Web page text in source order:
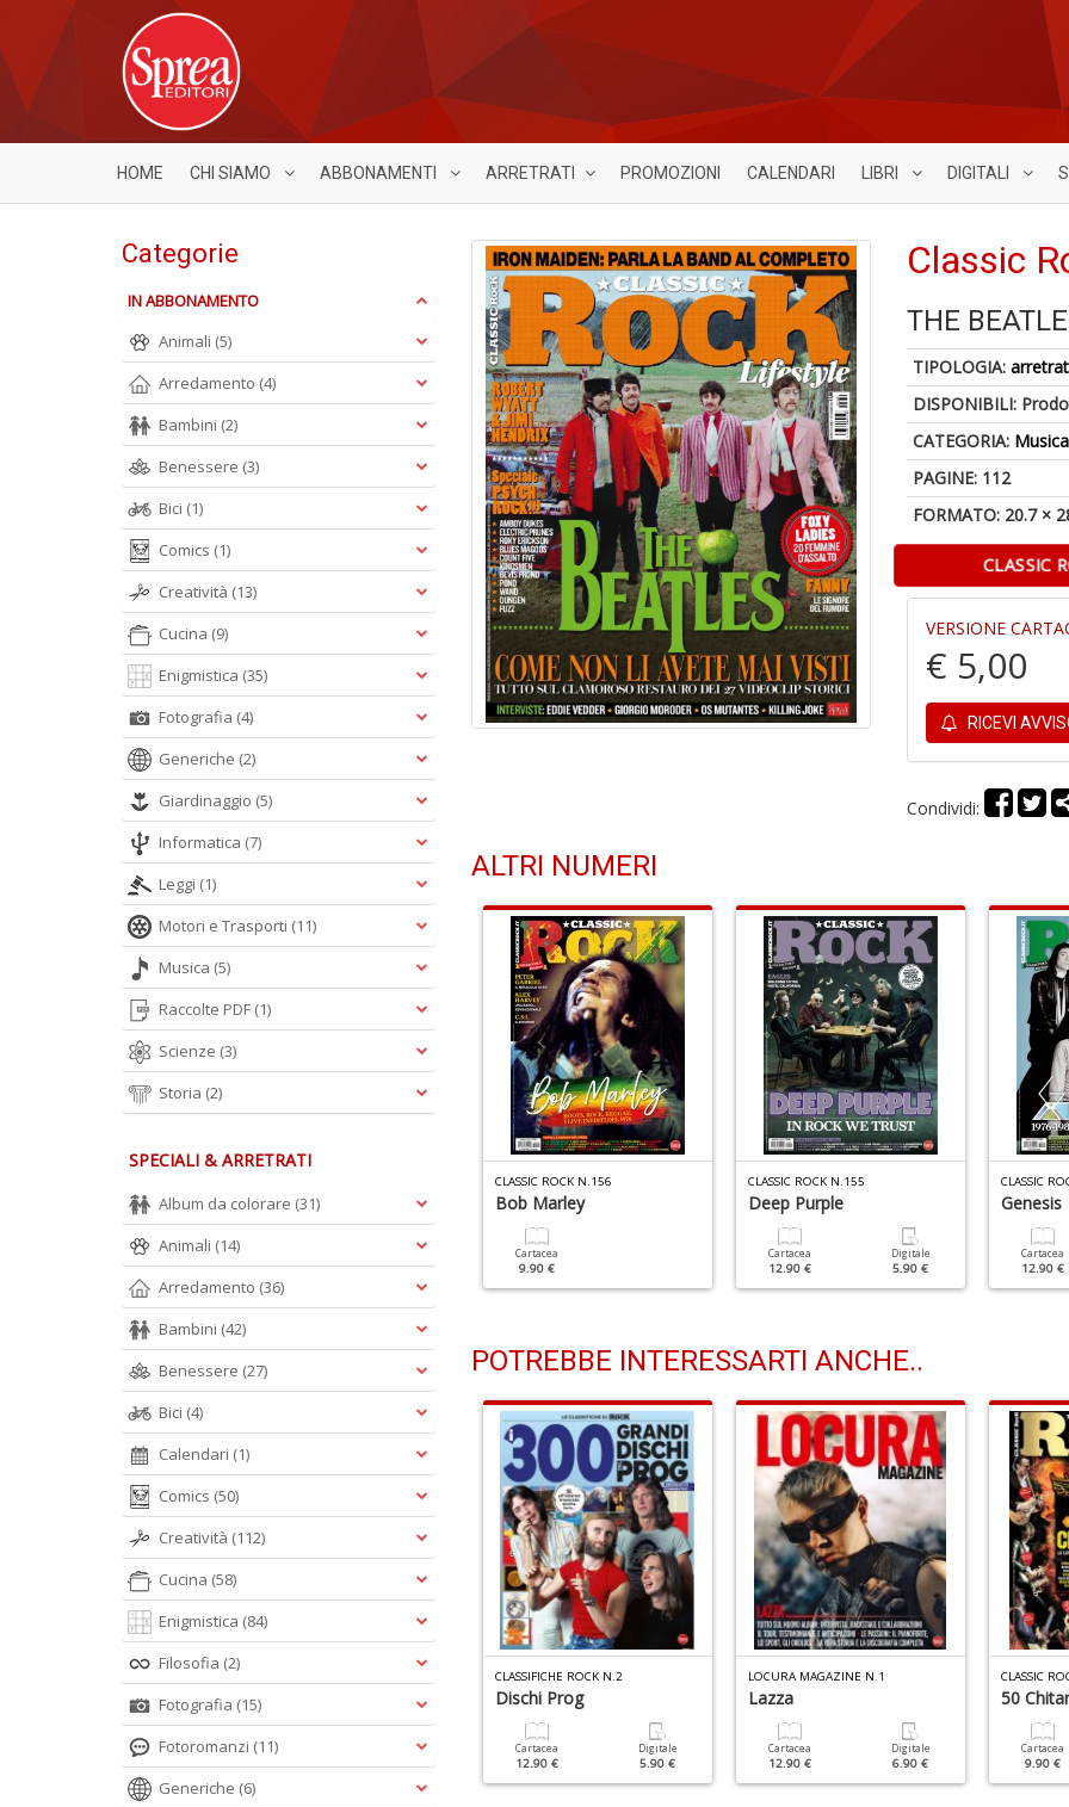
HOME CHI SIAMO ABBONAMENTI ARRETRATI PROMOZIONI CALENDARI LIBRI DIGITALI
Classic
THE
TIPOLOGIA:
DISPONIBILI:
CATEGORIA: Musica
PAGINE: 112
FORMATO: 20.7 ×
CLASSIC
VERSIONE
€ 5,00
RICEVI
Condividi:
ALTRI NUMERI
Digitale
4.90 €
Queen
9.90 €
Digitale
4.90 €
CLASSIC ROCK N.156
Bob Marley
Cartacea
9.90 €
CLASSIC ROCK N.155
Deep Purple
Cartacea
12.90 €
Digitale
5.90 €
CLASSIC
Genesis
Cartacea
12.90 €
POTREBBE INTERESSARTI ANCHE..
Christmas Album CIAO 2001
Cartacea
9.90 €
Digitale
4.90 €
CLASSIFICHE ROCK N.2
Dischi Prog
Cartacea
12.90 €
Digitale
5.90 €
LOCURA MAGAZINE N.1
Lazza
Cartacea
12.90 €
Digitale
6.90 €
CLASSIC
50
Cartacea
9.90 €
Categorie
IN ABBONAMENTO
Animali (5)
Arredamento (4)
Bambini (2)
Benessere (3)
Bici (1)
Comics (1)
Creatività (13)
Cucina (9)
Enigmistica (35)
Fotografia (4)
Generiche (2)
Giardinaggio (5)
Informatica (7)
Leggi (1)
Motori e Trasporti (11)
Musica (5)
Raccolte PDF (1)
Scienze (3)
Storia (2)
SPECIALI & ARRETRATI
Album da colorare (31)
Animali (14)
Arredamento (36)
Bambini (42)
Benessere (27)
Bici (4)
Calendari (1)
Comics (50)
Creatività (112)
Cucina (58)
Enigmistica (84)
Filosofia (2)
Fotografia (15)
Fotoromanzi (11)
Generiche (6)